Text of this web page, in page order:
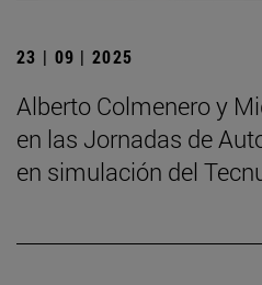
23 | 09 | 2025
Alberto Colmenero y
en las Jornadas de
en simulación del